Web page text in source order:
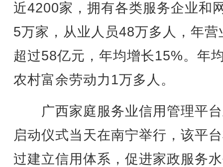
近4200家，拥有各类服务企业和
5万家，从业人员48万多人，年营
超过58亿元，年均增长15%。年
农村富余劳动力1万多人。
广西家庭服务业信用管理平
启动仪式当天在南宁举行，该平
过建立信用体系，促进家政服务